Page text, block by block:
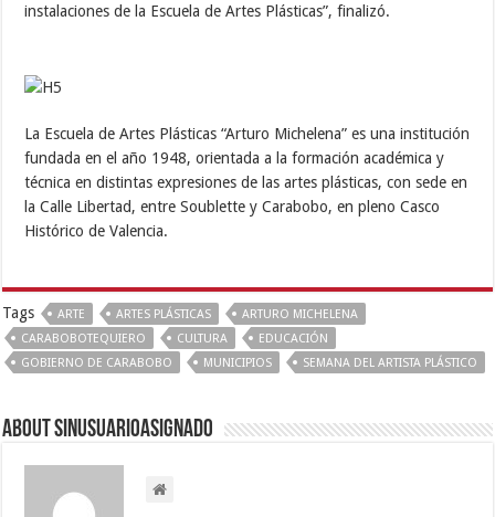
instalaciones de la Escuela de Artes Plásticas”, finalizó.
La Escuela de Artes Plásticas “Arturo Michelena” es una institución
fundada en el año 1948, orientada a la formación académica y
técnica en distintas expresiones de las artes plásticas, con sede en
la Calle Libertad, entre Soublette y Carabobo, en pleno Casco
Histórico de Valencia.
Tags ARTE ARTES PLÁSTICAS
ARTURO MICHELENA
CARABOBOTEQUIERO
CULTURA
EDUCACIÓN
GOBIERNO DE CARABOBO
MUNICIPIOS SEMANA DEL ARTISTA PLÁSTICO
About sinusuarioasignado